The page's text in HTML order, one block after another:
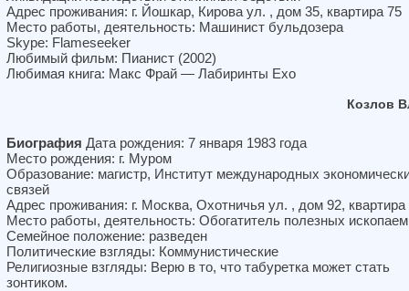
Адрес проживания: г. Йошкар, Кирова ул. , дом 35, квартира 75
Место работы, деятельность: Машинист бульдозера
Skype: Flameseeker
Любимый фильм: Пианист (2002)
Любимая книга: Макс Фрай — Лабиринты Ехо
Козлов
Биография Дата рождения: 7 января 1983 года
Место рождения: г. Муром
Образование: магистр, Институт международных
связей
Адрес проживания: г. Москва, Охотничья ул. , дом 92, квартира
Место работы, деятельность: Обогатитель полезных
Семейное положение: разведен
Политические взгляды: Коммунистические
Религиозные взгляды: Верю в то, что табуретка может стать
зонтиком.